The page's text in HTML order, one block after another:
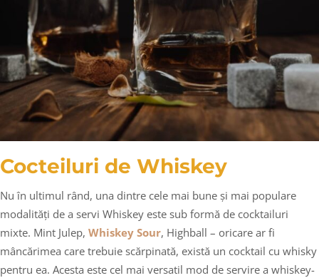
Cocteiluri de Whiskey
Nu în ultimul rând, una dintre cele mai bune și mai populare
modalități de a servi Whiskey este sub formă de cocktailuri
mixte. Mint Julep, Whiskey Sour, Highball – oricare ar fi
mâncărimea care trebuie scărpinată, există un cocktail cu whisky
pentru ea. Acesta este cel mai versatil mod de servire a whiskey-